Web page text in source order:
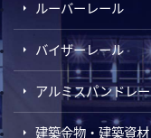
ルーバーレール
バイザーレール
アルミスパンドレ
建築金物・建築資材